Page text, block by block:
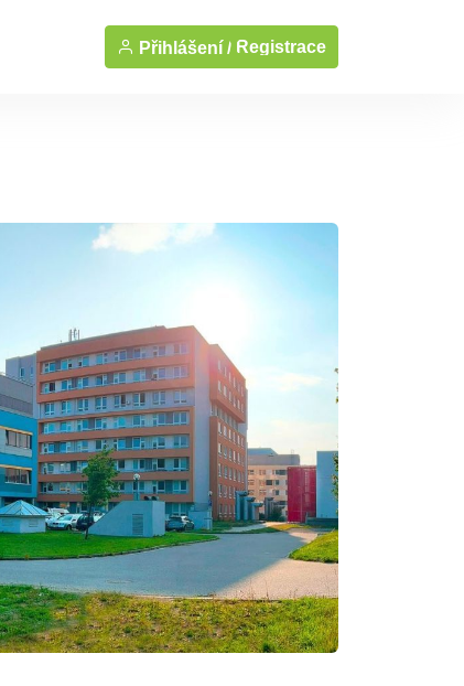
Přihlášení / Registrace